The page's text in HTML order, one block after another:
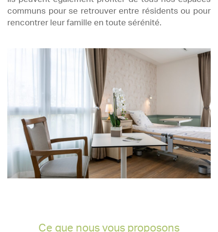
communs pour se retrouver entre résidents ou pour
rencontrer leur famille en toute sérénité.
Ce que nous vous proposons